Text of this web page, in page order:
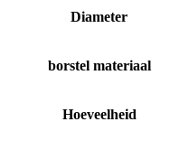
Diameter
borstel materiaal
Hoeveelheid